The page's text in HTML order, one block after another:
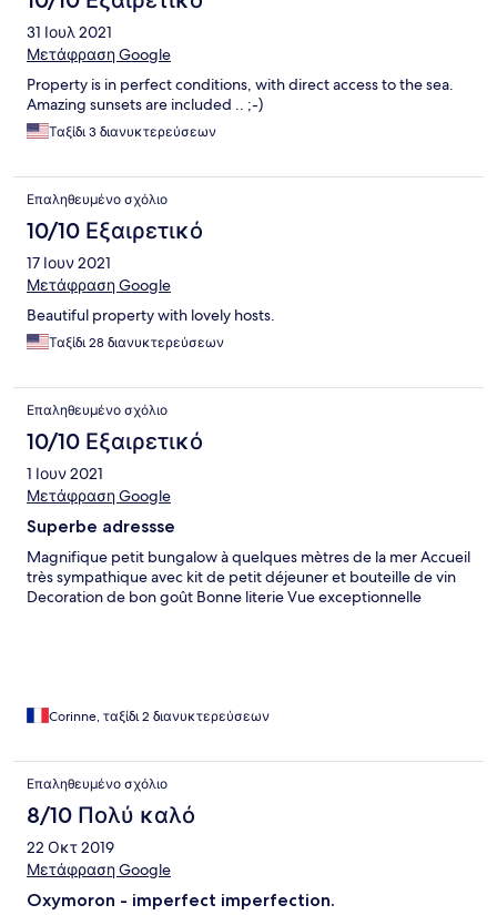
31 Ιουλ 2021
Μετάφραση Google
Property is in perfect conditions, with direct access to the sea.
Amazing sunsets are included .. ;-)
Ταξίδι 3 διανυκτερεύσεων
Επαληθευμένο σχόλιο
10/10 Εξαιρετικό
17 Ιουν 2021
Μετάφραση Google
Beautiful property with lovely hosts.
Ταξίδι 28 διανυκτερεύσεων
Επαληθευμένο σχόλιο
10/10 Εξαιρετικό
1 Ιουν 2021
Μετάφραση Google
Superbe adressse
Magnifique petit bungalow à quelques mètres de la mer Accueil
très sympathique avec kit de petit déjeuner et bouteille de vin
Decoration de bon goût Bonne literie Vue exceptionnelle
Corinne, ταξίδι 2 διανυκτερεύσεων
Επαληθευμένο σχόλιο
8/10 Πολύ καλό
22 Οκτ 2019
Μετάφραση Google
Oxymoron - imperfect imperfection.